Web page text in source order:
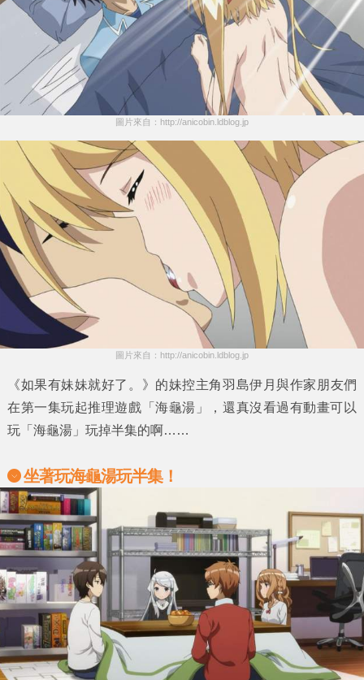
圖片來自：http://anicobin.ldblog.jp
圖片來自：http://anicobin.ldblog.jp
《如果有妹妹就好了。》 的妹控主角羽島伊月與作家朋友們
在第一集玩起推理遊戲 「海龜湯」
，還真沒看過有動畫可以
玩「海龜湯」 玩掉半集的啊……
坐著玩海龜湯玩半集！